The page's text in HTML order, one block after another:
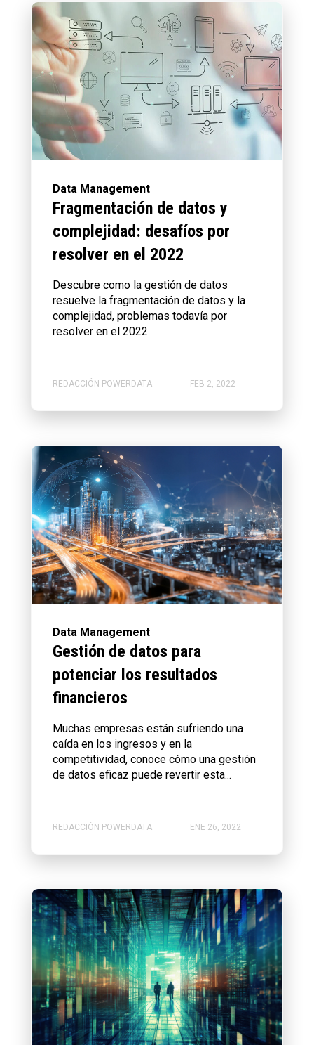
Data Management
Fragmentación de datos y
complejidad: desafíos por
resolver en el 2022
Descubre como la gestión de datos
resuelve la fragmentación de datos y la
complejidad, problemas todavía por
resolver en el 2022
REDACCIÓN POWERDATA FEB 2, 2022
Data Management
Gestión de datos para
potenciar los resultados
financieros
Muchas empresas están sufriendo una
caída en los ingresos y en la
competitividad, conoce cómo una gestión
de datos eficaz puede revertir esta...
REDACCIÓN POWERDATA ENE 26, 2022